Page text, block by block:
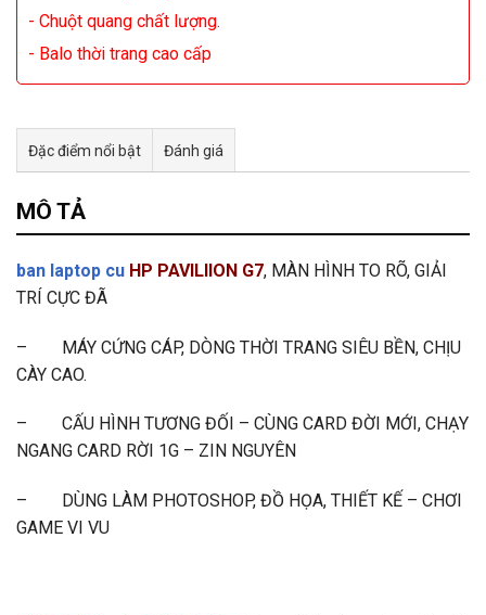
- Chuột quang chất lượng.
- Balo thời trang cao cấp
Đặc điểm nổi bật Đánh giá
Tư vấn & bán hàng qua Facebook
MÔ TẢ
ban laptop cu HP PAVILIION G7, MÀN HÌNH TO RÕ, GIẢI
TRÍ CỰC ĐÃ
– MÁY CỨNG CÁP, DÒNG THỜI TRANG SIÊU BỀN, CHỊU
CÀY CAO.
– CẤU HÌNH TƯƠNG ĐỐI – CÙNG CARD ĐỜI MỚI, CHẠY
NGANG CARD RỜI 1G – ZIN NGUYÊN
– DÙNG LÀM PHOTOSHOP, ĐỒ HỌA, THIẾT KẾ – CHƠI
GAME VI VU